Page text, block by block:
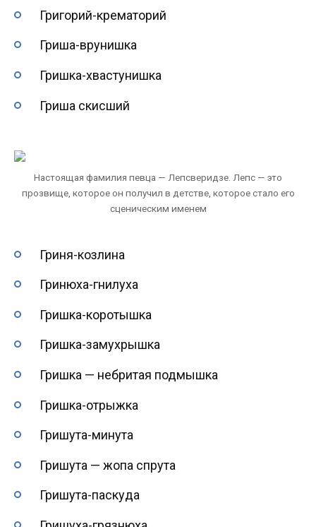
Григорий-крематорий
Гриша-врунишка
Гришка-хвастунишка
Гриша скисший
Настоящая фамилия певца — Лепсверидзе. Лепс — это
прозвище, которое он получил в детстве, которое стало его
сценическим именем
Гриня-козлина
Гринюха-гнилуха
Гришка-коротышка
Гришка-замухрышка
Гришка — небритая подмышка
Гришка-отрыжка
Гришута-минута
Гришута — жопа спрута
Гришута-паскуда